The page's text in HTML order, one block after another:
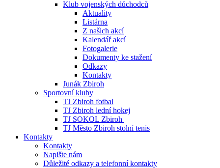
Klub vojenských důchodců
Aktuality
Listárna
Z našich akcí
Kalendář akcí
Fotogalerie
Dokumenty ke stažení
Odkazy
Kontakty
Junák Zbiroh
Sportovní kluby
TJ Zbiroh fotbal
TJ Zbiroh lední hokej
TJ SOKOL Zbiroh
TJ Město Zbiroh stolní tenis
Kontakty
Kontakty
Napište nám
Důležité odkazy a telefonní kontakty